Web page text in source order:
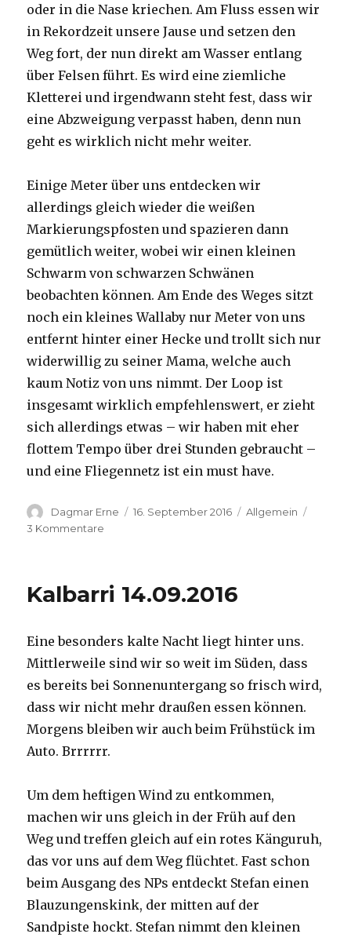
oder in die Nase kriechen. Am Fluss essen wir
in Rekordzeit unsere Jause und setzen den
Weg fort, der nun direkt am Wasser entlang
über Felsen führt. Es wird eine ziemliche
Kletterei und irgendwann steht fest, dass wir
eine Abzweigung verpasst haben, denn nun
geht es wirklich nicht mehr weiter.
Einige Meter über uns entdecken wir
allerdings gleich wieder die weißen
Markierungspfosten und spazieren dann
gemütlich weiter, wobei wir einen kleinen
Schwarm von schwarzen Schwänen
beobachten können. Am Ende des Weges sitzt
noch ein kleines Wallaby nur Meter von uns
entfernt hinter einer Hecke und trollt sich nur
widerwillig zu seiner Mama, welche auch
kaum Notiz von uns nimmt. Der Loop ist
insgesamt wirklich empfehlenswert, er zieht
sich allerdings etwas – wir haben mit eher
flottem Tempo über drei Stunden gebraucht –
und eine Fliegennetz ist ein must have.
Autor
Dagmar Erne
Veröffentlicht
16. September 2016 Kategorien
Allgemein
3 Kommentare
Kalbarri 14.09.2016
Eine besonders kalte Nacht liegt hinter uns.
Mittlerweile sind wir so weit im Süden, dass
es bereits bei Sonnenuntergang so frisch wird,
dass wir nicht mehr draußen essen können.
Morgens bleiben wir auch beim Frühstück im
Auto. Brrrrrr.
Um dem heftigen Wind zu entkommen,
machen wir uns gleich in der Früh auf den
Weg und treffen gleich auf ein rotes Känguruh,
das vor uns auf dem Weg flüchtet. Fast schon
beim Ausgang des NPs entdeckt Stefan einen
Blauzungenskink, der mitten auf der
Sandpiste hockt. Stefan nimmt den kleinen